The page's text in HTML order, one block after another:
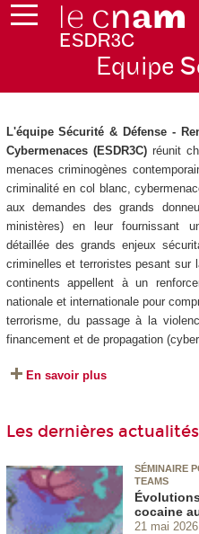
Equipe
L'équipe Sécurité & Défense -
Cybermenaces (ESDR3C)réunit
menaces criminogènes
criminalité en col blanc,
aux demandes des grands
ministères) en leur fournissant
détaillée des grands enjeux
criminelles et terroristes pesant sur
continents appellent à un
nationale et internationale pour
terrorisme, du passage à la
financement et de propagation
En savoir plus
Les dernières
SÉMINAIRE
TEAMS
cocaine
21 mai 2026